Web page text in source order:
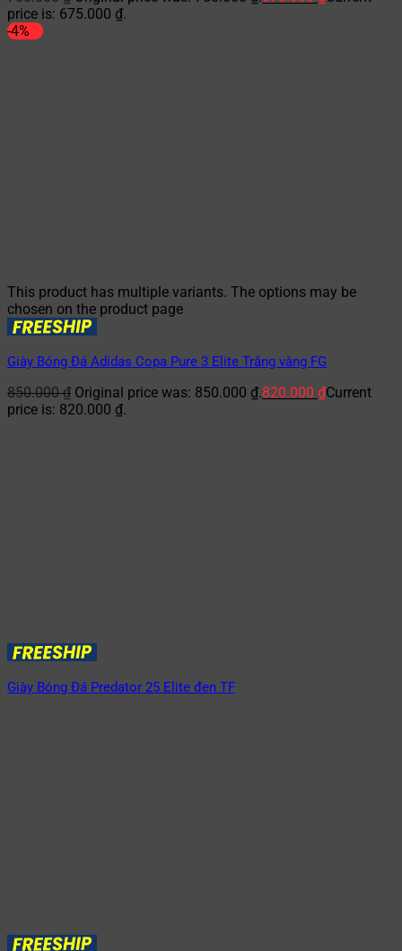
price is: 675.000 ₫.
-4%
This product has multiple variants. The options may be
chosen on the product page
Giày Bóng Đá Adidas Copa Pure 3 Elite Trắng vàng FG
850.000₫ Original price was: 850.000 ₫.820.000 ₫Current
price is: 820.000 ₫.
Giày Bóng Đá Predator 25 Elite đen TF